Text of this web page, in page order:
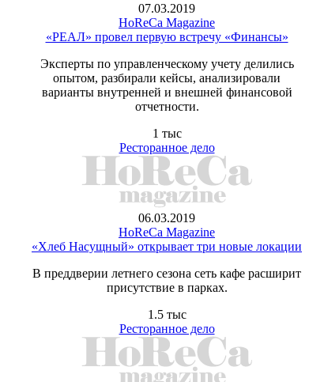
07.03.2019
HoReCa Magazine
«РЕАЛ» провел первую встречу «Финансы»
Эксперты по управленческому учету делились
опытом, разбирали кейсы, анализировали
варианты внутренней и внешней финансовой
отчетности.
1 тыс
Ресторанное дело
06.03.2019
HoReCa Magazine
«Хлеб Насущный» открывает три новые локации
В преддверии летнего сезона сеть кафе расширит
присутствие в парках.
1.5 тыс
Ресторанное дело